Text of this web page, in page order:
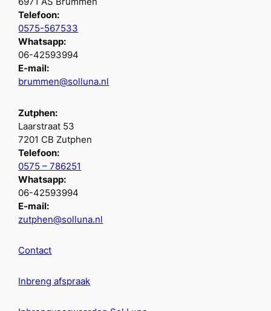
Telefoon:
0575-567533
Whatsapp:
06-42593994
E-mail:
brummen@solluna.nl
Zutphen:
Laarstraat 53
7201 CB Zutphen
Telefoon:
0575 – 786251
Whatsapp:
06-42593994
E-mail:
zutphen@solluna.nl
Contact
Inbreng afspraak